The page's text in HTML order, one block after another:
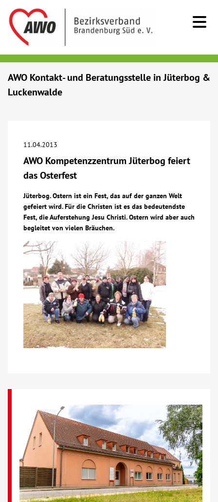
Senioren
Begegnung
Bildung
Veranstaltungen
Spenden
Mitmachen
Karriere
Suche
Kontakt
AWO BB Süd
AWO Kontakt- und Beratungsstelle in Jüterbog &
Luckenwalde
11.04.2013
AWO Kompetenzzentrum Jüterbog feiert
das Osterfest
Jüterbog. Ostern ist ein Fest, das auf der ganzen Welt
gefeiert wird. Für die Christen ist es das bedeutendste
Fest, die Auferstehung Jesu Christi. Ostern wird aber auch
begleitet von vielen Bräuchen.